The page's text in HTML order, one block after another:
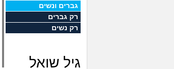
גברים ונשים
רק גברים
רק נשים
גיל שואל